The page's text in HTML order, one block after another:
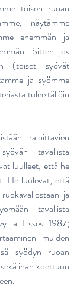
toisen ruoan
näytämme
enemmän ja
Sitten jos
(toiset syövät
ja syömme
tulee tällöin
rajoittavien
tavallista
luulleet, että he
He luulevat, että
ja
tavallista
ja Esses 1987;
muiden
syödyn ruoan
ihan koettuun